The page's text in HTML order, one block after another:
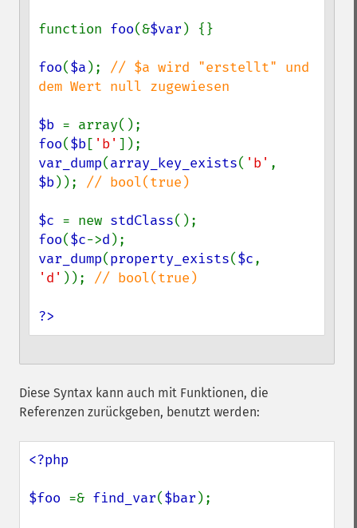
function foo(&$var ) {}
foo($a ); // $a wird "erstellt" und
dem Wert null zugewiesen
$b
foo($b[ 'b'
var_dump(array_key_exists( 'b'
$b)); // bool(true)
$c = new stdClass
foo($c->d
var_dump(property_exists($c
'd' )); // bool(true)
?>
Diese Syntax kann auch mit Funktionen, die
Referenzen zurückgeben, benutzt werden:
<?php
$foo =& find_var($bar );